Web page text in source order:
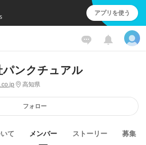
アプリを使う
パンクチュアル
高知県
フォロー
て メンバー ストーリー 募集